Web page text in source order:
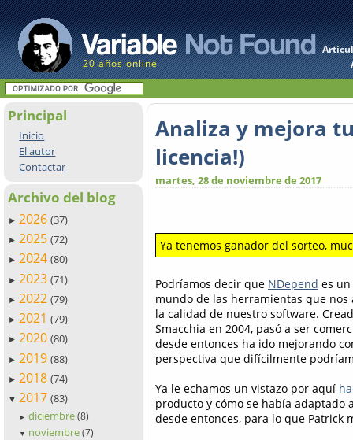
20 años online
Principal
Inicio
El autor
Contactar
Archivo del blog
► 2026 (37)
► 2025 (72)
► 2024 (80)
► 2023 (71)
► 2022 (79)
► 2021 (79)
► 2020 (80)
► 2019 (88)
► 2018 (74)
▼ 2017 (83)
► diciembre (8)
▼ noviembre (7)
Analiza y mejora
licencia!)
martes, 28 de noviembre de 2017
Ya tenemos ganador del sorteo,
Podríamos decir que NDepend es
mundo de las herramientas que nos
la calidad de nuestro software.
Smacchia en 2004, pasó a ser
desde entonces ha ido mejorando
perspectiva que difícilmente
Ya le echamos un vistazo por aquí
producto y cómo se había adaptado
desde entonces, para lo que